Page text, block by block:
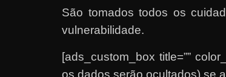
São tomados todos os
vulnerabilidade.
[ads_custom_box title=””
os dados serão ocultados) se